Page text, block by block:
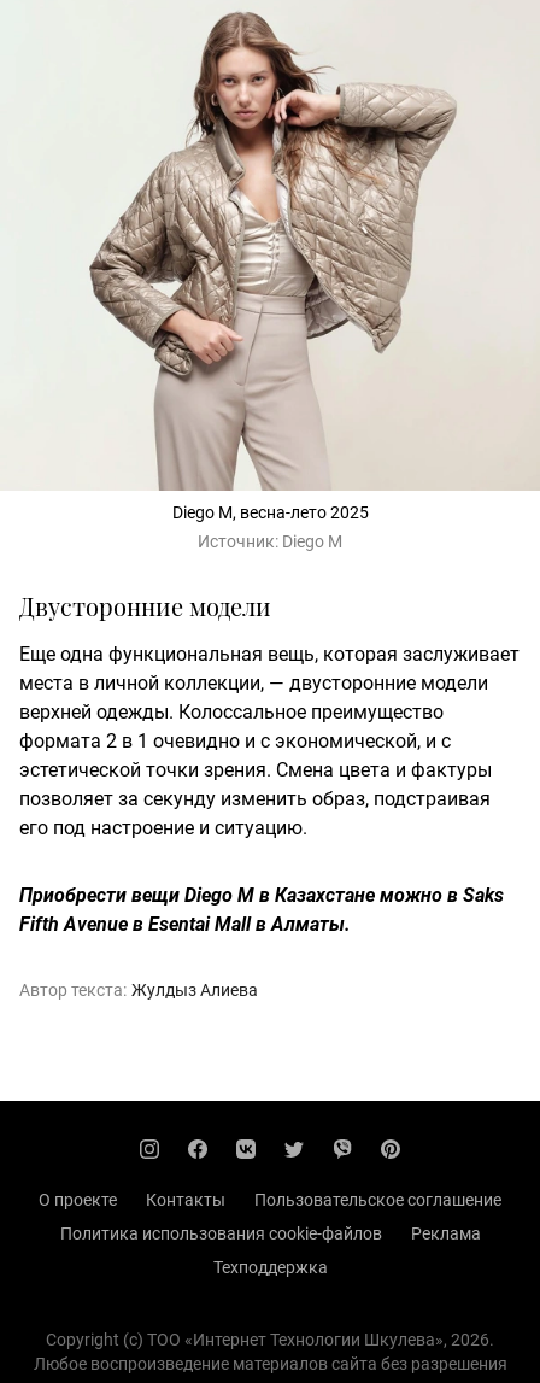
Diego M, весна-лето 2025
Источник: Diego M
Двусторонние модели
Еще одна функциональная вещь, которая заслуживает
места в личной коллекции, — двусторонние модели
верхней одежды. Колоссальное преимущество
формата 2 в 1 очевидно и с экономической, и с
эстетической точки зрения. Смена цвета и фактуры
позволяет за секунду изменить образ, подстраивая
его под настроение и ситуацию.
Приобрести вещи Diego M в Казахстане можно в Saks
Fifth Avenue в Esentai Mall в Алматы.
Автор текста: Жулдыз Алиева
О проекте Контакты
Пользовательское соглашение
Политика использования cookie-файлов
Реклама
Техподдержка
Copyright (с) TOO «Интернет Технологии Шкулева», 2026.
Любое воспроизведение материалов сайта без разрешения